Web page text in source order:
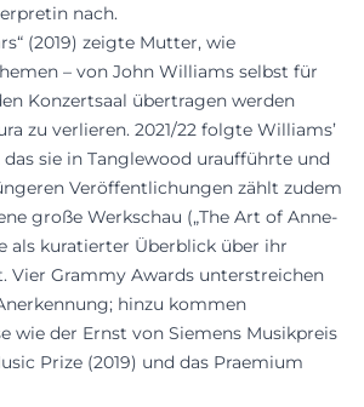
nach.
(2019) zeigte Mutter, wie
– von John Williams selbst für
Konzertsaal übertragen werden
zu verlieren. 2021/22 folgte Williams’
sie in Tanglewood uraufführte und
Veröffentlichungen zählt zudem
große Werkschau („The Art of Anne-
als kuratierter Überblick über ihr
Vier Grammy Awards unterstreichen
hinzu kommen
wie der Ernst von Siemens Musikpreis
Prize (2019) und das Praemium